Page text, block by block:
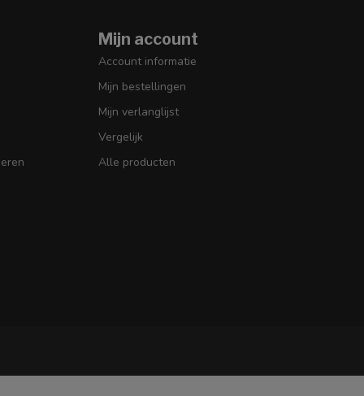
Mijn account
Account informatie
Mijn bestellingen
Mijn verlanglijst
Vergelijk
Alle producten